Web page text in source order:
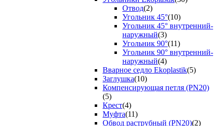
Отвод(2)
Угольник 45°(10)
Угольник 45° внутренний-
наружный(3)
Угольник 90°(11)
Угольник 90° внутренний-
наружный(4)
Вварное седло Ekoplastik(5)
Заглушка(10)
Компенсирующая петля (PN20)
(5)
Крест(4)
Муфта(11)
Обвод раструбный (PN20)(2)